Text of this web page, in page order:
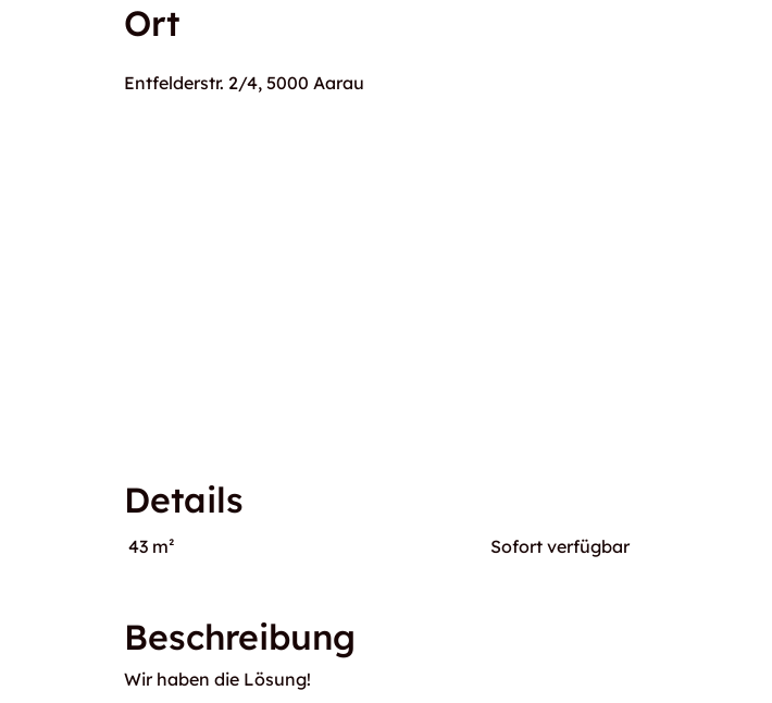
Ort
Entfelderstr. 2/4, 5000 Aarau
Details
43 m² Sofort verfügbar
Beschreibung
Wir haben die Lösung!